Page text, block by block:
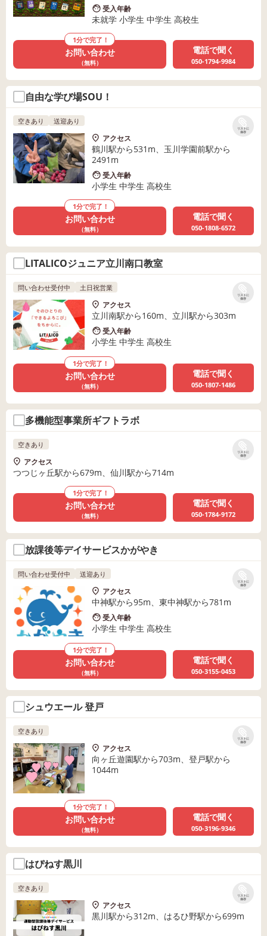
受入年齢
未就学 小学生 中学生 高校生
1分で完了！
お問い合わせ
（無料）
電話で聞く
050-1794-9984
自由な学び場SOU！
リストに
保存
空きあり 送迎あり
アクセス
鶴川駅から531m、玉川学園前駅から
2491m
受入年齢
小学生 中学生 高校生
1分で完了！
お問い合わせ
（無料）
電話で聞く
050-1808-6572
LITALICOジュニア立川南口教室
リストに
保存
問い合わせ受付中 土日祝営業
アクセス
立川南駅から160m、立川駅から303m
受入年齢
小学生 中学生 高校生
1分で完了！
お問い合わせ
（無料）
電話で聞く
050-1807-1486
多機能型事業所ギフトラボ
リストに
保存
空きあり
アクセス
つつじヶ丘駅から679m、仙川駅から714m
1分で完了！
お問い合わせ
（無料）
電話で聞く
050-1784-9172
放課後等デイサービスかがやき
リストに
保存
問い合わせ受付中 送迎あり
アクセス
中神駅から95m、東中神駅から781m
受入年齢
小学生 中学生 高校生
1分で完了！
お問い合わせ
（無料）
電話で聞く
050-3155-0453
シュウエール 登戸
リストに
保存
空きあり
アクセス
向ヶ丘遊園駅から703m、登戸駅から
1044m
1分で完了！
お問い合わせ
（無料）
電話で聞く
050-3196-9346
はぴねす黒川
リストに
保存
空きあり
アクセス
黒川駅から312m、はるひ野駅から699m